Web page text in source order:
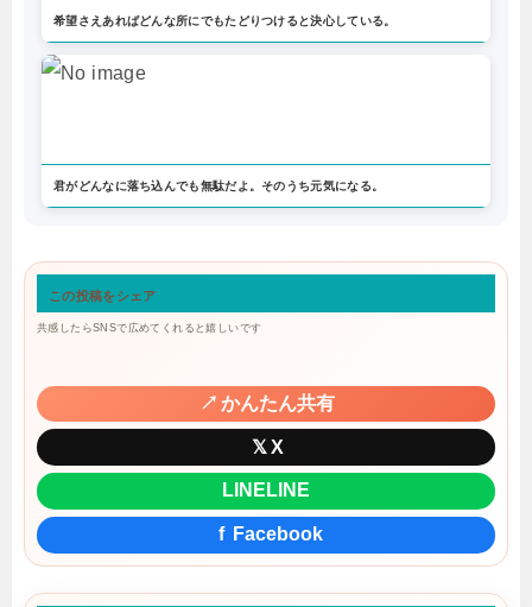
希望さえあればどんな所にでもたどりつけると決心している。
君がどんなに落ち込んでも無駄だよ。そのうち元気になる。
この投稿をシェア
共感したらSNSで広めてくれると嬉しいです
↗ かんたん共有
𝕏 X
LINE LINE
f Facebook